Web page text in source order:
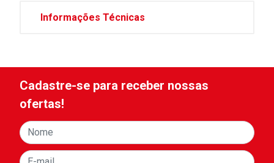
Informações Técnicas
Cadastre-se para receber nossas
ofertas!